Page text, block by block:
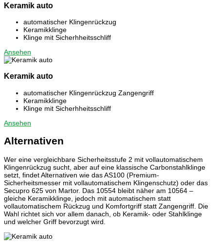
Keramik auto
automatischer Klingenrückzug
Keramikklinge
Klinge mit Sicherhheitsschliff
Ansehen
Keramik auto
automatischer Klingenrückzug Zangengriff
Keramikklinge
Klinge mit Sicherhheitsschliff
Ansehen
Alternativen
Wer eine vergleichbare Sicherheitsstufe 2 mit vollautomatischem
Klingenrückzug sucht, aber auf eine klassische Carbonstahlklinge
setzt, findet Alternativen wie das AS100 (Premium-
Sicherheitsmesser mit vollautomatischem Klingenschutz) oder das
Secupro 625 von Martor. Das 10554 bleibt näher am 10564 –
gleiche Keramikklinge, jedoch mit automatischem statt
vollautomatischem Rückzug und Komfortgriff statt Zangengriff. Die
Wahl richtet sich vor allem danach, ob Keramik- oder Stahlklinge
und welcher Griff bevorzugt wird.